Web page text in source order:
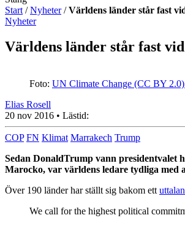
Start /Nyheter/Världens länder står fast
Nyheter
Världens länder står fast
Foto: UN Climate Change (CC BY
Elias Rosell
20 nov 2016 • Lästid:
COP FN Klimat Marrakech Trump
Sedan DonaldTrump vann presidentvalet
Marocko, var världens ledare tydliga med
Över 190 länder har ställt sig bakom ett
We call for the highest political